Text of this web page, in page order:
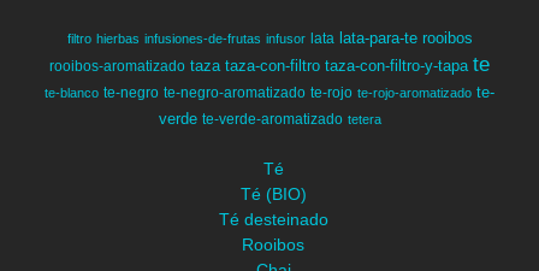
filtro hierbas infusiones-de-frutas infusor lata lata-para-te rooibos
rooibos-aromatizado taza taza-con-filtro taza-con-filtro-y-tapa te
te-blanco te-negro te-negro-aromatizado te-rojo te-rojo-aromatizado te-
verde te-verde-aromatizado tetera
Té
Té (BIO)
Té desteinado
Rooibos